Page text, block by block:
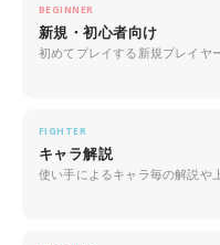
BEGINNER
新規・初心者向け
初めてプレイする新規プレイヤ
FIGHTER
キャラ解説
使い手によるキャラ毎の解説や